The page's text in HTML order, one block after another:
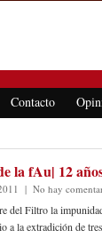
Contacto
la fAu| 12
| No hay
del Filtro la
a la extradición de